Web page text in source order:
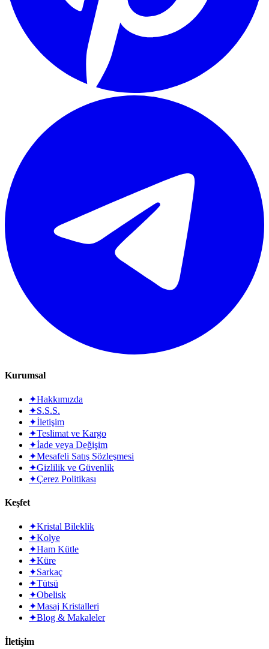
Kurumsal
✦Hakkımızda
✦S.S.S.
✦İletişim
✦Teslimat ve Kargo
✦İade veya Değişim
✦Mesafeli Satış Sözleşmesi
✦Gizlilik ve Güvenlik
✦Çerez Politikası
Keşfet
✦Kristal Bileklik
✦Kolye
✦Ham Kütle
✦Küre
✦Sarkaç
✦Tütsü
✦Obelisk
✦Masaj Kristalleri
✦Blog & Makaleler
İletişim